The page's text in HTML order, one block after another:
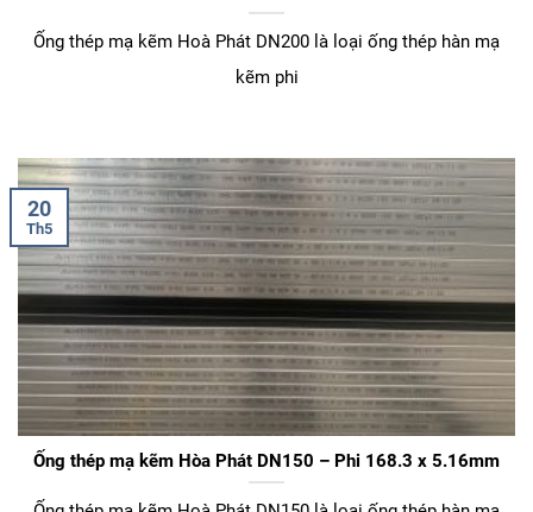
Ống thép mạ kẽm Hoà Phát DN200 là loại ống thép hàn mạ
kẽm phi
Ống thép mạ kẽm Hòa Phát DN150 – Phi 168.3 x 5.16mm
20
Th5